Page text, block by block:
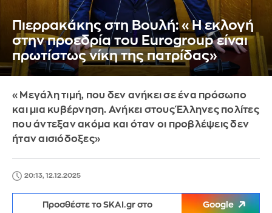
Πιερρακάκης στη Βουλή: «Η εκλογή
στην προεδρία του Eurogroup είναι
πρωτίστως νίκη της πατρίδας»
«Μεγάλη τιμή, που δεν ανήκει σε ένα πρόσωπο
και μια κυβέρνηση. Ανήκει στους Έλληνες πολίτες
που άντεξαν ακόμα και όταν οι προβλέψεις δεν
ήταν αισιόδοξες»
20:13, 12.12.2025
Προσθέστε το SKAI.gr στο Google